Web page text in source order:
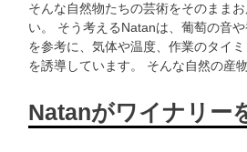
そんな自然物たちの芸術をそのまま
い。 そう考えるNatanは、葡萄の音
を参考に、気体や温度、作業のタイ
を誘導しています。 そんな自然の産
Natanがワイナリー